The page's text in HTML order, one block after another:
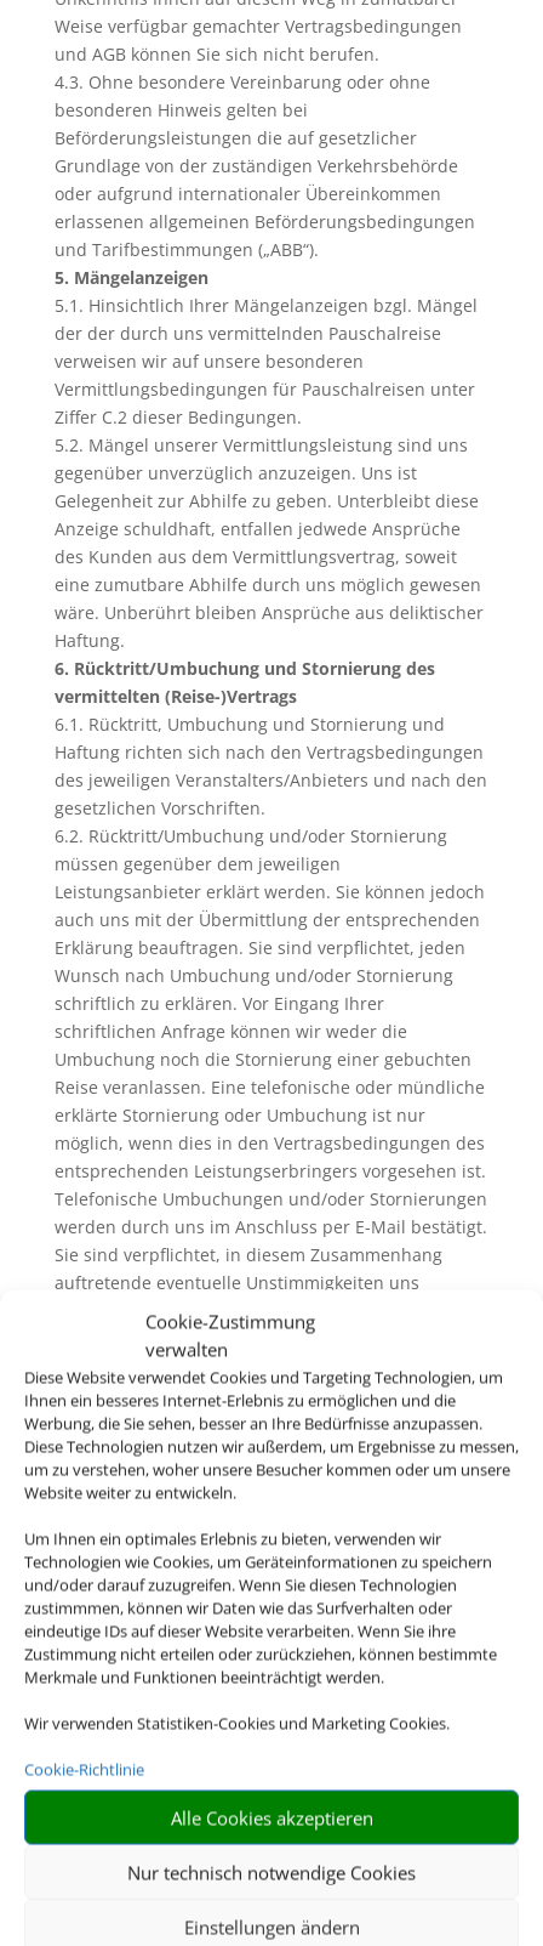
Cookie-Zustimmung
verwalten
Diese Website verwendet Cookies und Targeting Technologien, um
Ihnen ein besseres Internet-Erlebnis zu ermöglichen und die
Werbung, die Sie sehen, besser an Ihre Bedürfnisse anzupassen.
Diese Technologien nutzen wir außerdem, um Ergebnisse zu messen,
um zu verstehen, woher unsere Besucher kommen oder um unsere
Website weiter zu entwickeln.
Um Ihnen ein optimales Erlebnis zu bieten, verwenden wir
Technologien wie Cookies, um Geräteinformationen zu speichern
und/oder darauf zuzugreifen. Wenn Sie diesen Technologien
zustimmmen, können wir Daten wie das Surfverhalten oder
eindeutige IDs auf dieser Website verarbeiten. Wenn Sie ihre
Zustimmung nicht erteilen oder zurückziehen, können bestimmte
Merkmale und Funktionen beeinträchtigt werden.
Wir verwenden Statistiken-Cookies und Marketing Cookies.
Cookie-Richtlinie
Alle Cookies akzeptieren
Nur technisch notwendige Cookies
Einstellungen ändern
Weise verfügbar gemachter Vertragsbedingungen
und AGB können Sie sich nicht berufen.
4.3. Ohne besondere Vereinbarung oder ohne
besonderen Hinweis gelten bei
Beförderungsleistungen die auf gesetzlicher
Grundlage von der zuständigen Verkehrsbehörde
oder aufgrund internationaler Übereinkommen
erlassenen allgemeinen Beförderungsbedingungen
und Tarifbestimmungen („ABB“).
5. Mängelanzeigen
5.1. Hinsichtlich Ihrer Mängelanzeigen bzgl. Mängel
der der durch uns vermittelnden Pauschalreise
verweisen wir auf unsere besonderen
Vermittlungsbedingungen für Pauschalreisen unter
Ziffer C.2 dieser Bedingungen.
5.2. Mängel unserer Vermittlungsleistung sind uns
gegenüber unverzüglich anzuzeigen. Uns ist
Gelegenheit zur Abhilfe zu geben. Unterbleibt diese
Anzeige schuldhaft, entfallen jedwede Ansprüche
des Kunden aus dem Vermittlungsvertrag, soweit
eine zumutbare Abhilfe durch uns möglich gewesen
wäre. Unberührt bleiben Ansprüche aus deliktischer
Haftung.
6. Rücktritt/Umbuchung und Stornierung des
vermittelten (Reise-)Vertrags
6.1. Rücktritt, Umbuchung und Stornierung und
Haftung richten sich nach den Vertragsbedingungen
des jeweiligen Veranstalters/Anbieters und nach den
gesetzlichen Vorschriften.
6.2. Rücktritt/Umbuchung und/oder Stornierung
müssen gegenüber dem jeweiligen
Leistungsanbieter erklärt werden. Sie können jedoch
auch uns mit der Übermittlung der entsprechenden
Erklärung beauftragen. Sie sind verpflichtet, jeden
Wunsch nach Umbuchung und/oder Stornierung
schriftlich zu erklären. Vor Eingang Ihrer
schriftlichen Anfrage können wir weder die
Umbuchung noch die Stornierung einer gebuchten
Reise veranlassen. Eine telefonische oder mündliche
erklärte Stornierung oder Umbuchung ist nur
möglich, wenn dies in den Vertragsbedingungen des
entsprechenden Leistungserbringers vorgesehen ist.
Telefonische Umbuchungen und/oder Stornierungen
werden durch uns im Anschluss per E-Mail bestätigt.
Sie sind verpflichtet, in diesem Zusammenhang
auftretende eventuelle Unstimmigkeiten uns
unverzüglich mitzuteilen.
6.3. Wir erheben in der Regel keine eigenen
Servicegebühren oder Bearbeitungsentgelte für
Rücktritt / Umbuchung und /oder Stornierung. Wenn
wir Servicegebühren oder Bearbeitungsentgelte
erheben, informieren wir sie vor der Buchung
darüber. Generell ausgenommen hiervon ist der
Rücktritt / die Umbuchung und /oder die Stornierung
von nicht im Zusammenhang mit einer Pauschalreise
gebuchten Flugbeförderungsleistungen („Nur-Flug-
Buchung“). Hier erheben wir ggfs. eigene
Servicegebühren oder Bearbeitungsentgelte (siehe
dazu Ziffer D. dieser AGB)
7. Zahlungen und Inkasso
Pauschalreise, verbundenen Reiseleistung oder
Einzelleistung in Rechnung stellen und
diesbezügliche Zahlungen einziehen, geschieht dies
im Namen und für Rechnung des jeweiligen
Veranstalters bzw. des Leistungsträgers. Unberührt
bleiben davon die Rechte zur Einziehung uns
7.2. Die Zahlungsfristen und sonstigen